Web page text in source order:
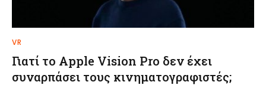
VR
Γιατί το Apple Vision Pro δεν έχει
συναρπάσει τους κινηματογραφιστές;